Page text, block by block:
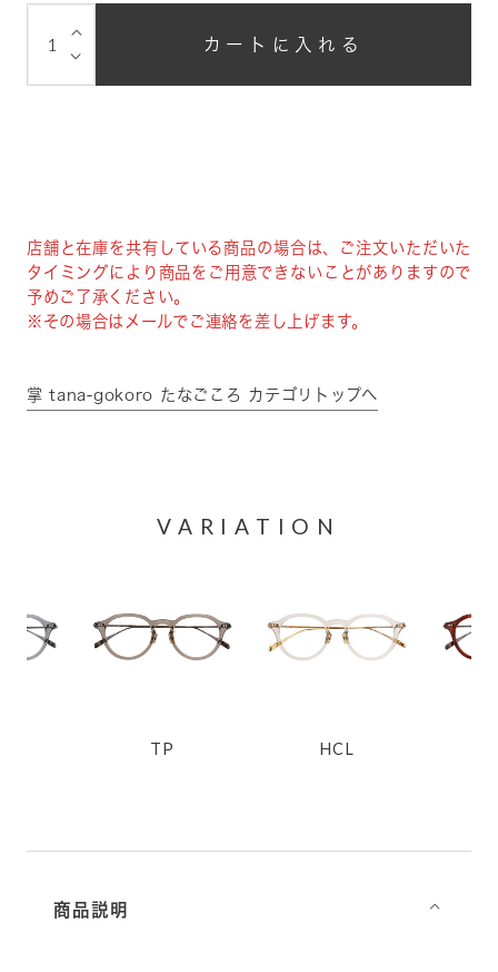
⌵
⌵ カートに入れる
店舗と在庫を共有している商品の場合は、ご注文いただいた
タイミングにより商品をご用意できないことがありますので
予めご了承ください。
※その場合はメールでご連絡を差し上げます。
掌 tana-gokoro たなごころ カテゴリトップへ
VARIATION
TP HCL
商品説明 ⌵